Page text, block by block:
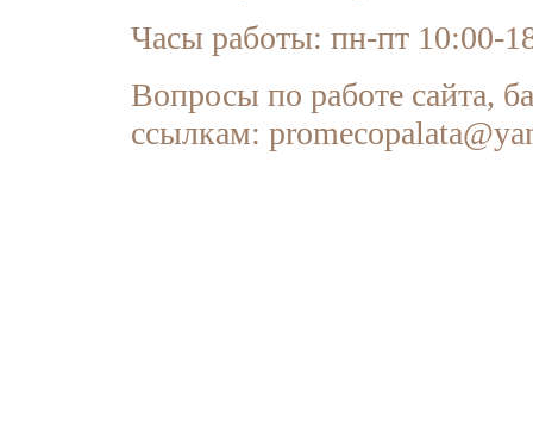
Часы работы: пн-пт 10:00-
Вопросы по работе сайта,
ссылкам: